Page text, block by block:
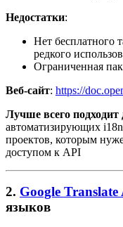
Недостатки:
Нет бесплатного
редкого
Ограниченная
Веб-сайт: https://
Лучше всего подходит
автоматизирующих
проектов, которым
доступом к API
2. Google Translate
языков